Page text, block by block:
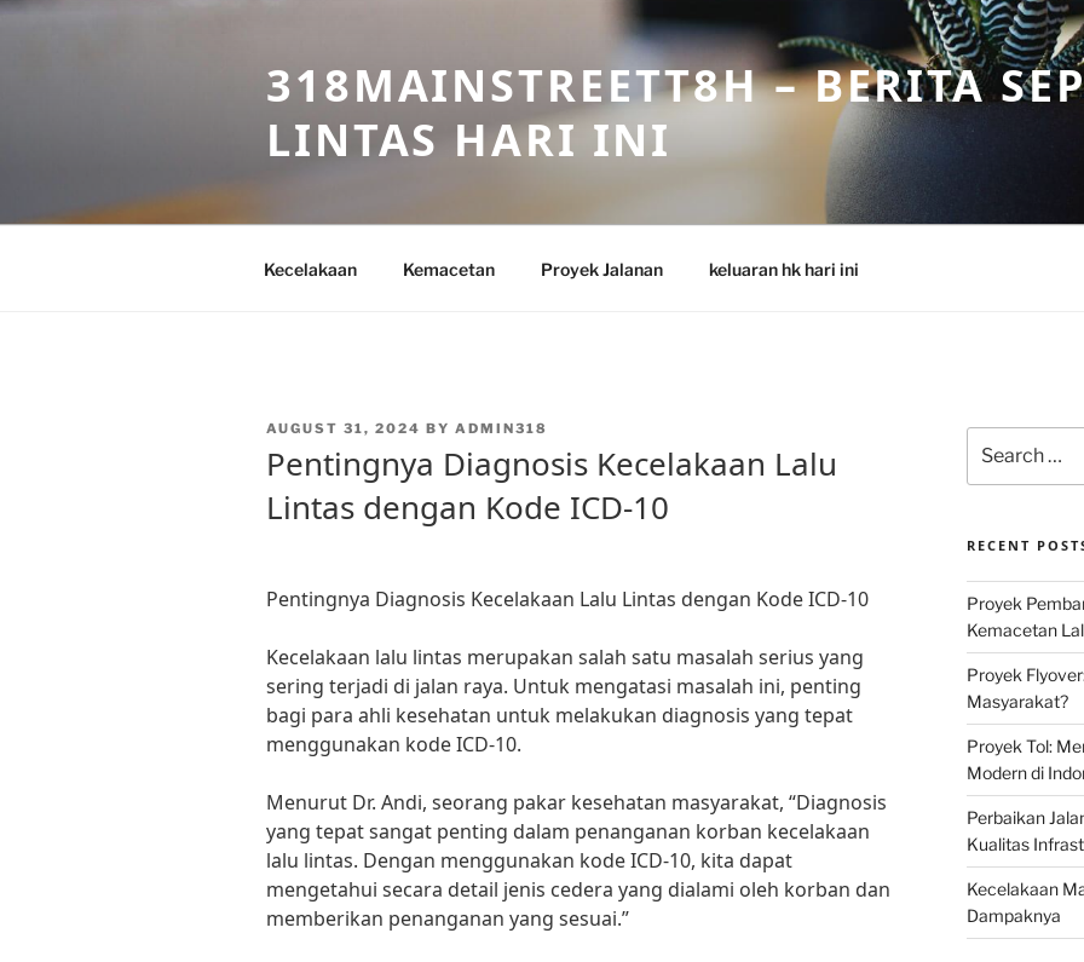
Skip
318MAINSTREETT8H – BERITA
LINTAS HARI INI
Kecelakaan Kemacetan Proyek Jalanan keluaran hk hari ini
POSTED
AUGUST 31, 2024 BY ADMIN318
Pentingnya Diagnosis Kecelakaan Lalu
Lintas dengan Kode ICD-10
Pentingnya Diagnosis Kecelakaan Lalu Lintas dengan Kode ICD-10
Kecelakaan lalu lintas merupakan salah satu masalah serius yang
sering terjadi di jalan raya. Untuk mengatasi masalah ini, penting
bagi para ahli kesehatan untuk melakukan diagnosis yang tepat
menggunakan kode ICD-10.
Menurut Dr. Andi, seorang pakar kesehatan masyarakat, “Diagnosis
yang tepat sangat penting dalam penanganan korban kecelakaan
lalu lintas. Dengan menggunakan kode ICD-10, kita dapat
mengetahui secara detail jenis cedera yang dialami oleh korban dan
memberikan penanganan yang sesuai.”
for:
RECENT
Proyek
Kemacetan
Proyek
Masyarakat?
Proyek Tol:
Modern di
Perbaikan
Kualitas
Kecelakaan
Dampaknya